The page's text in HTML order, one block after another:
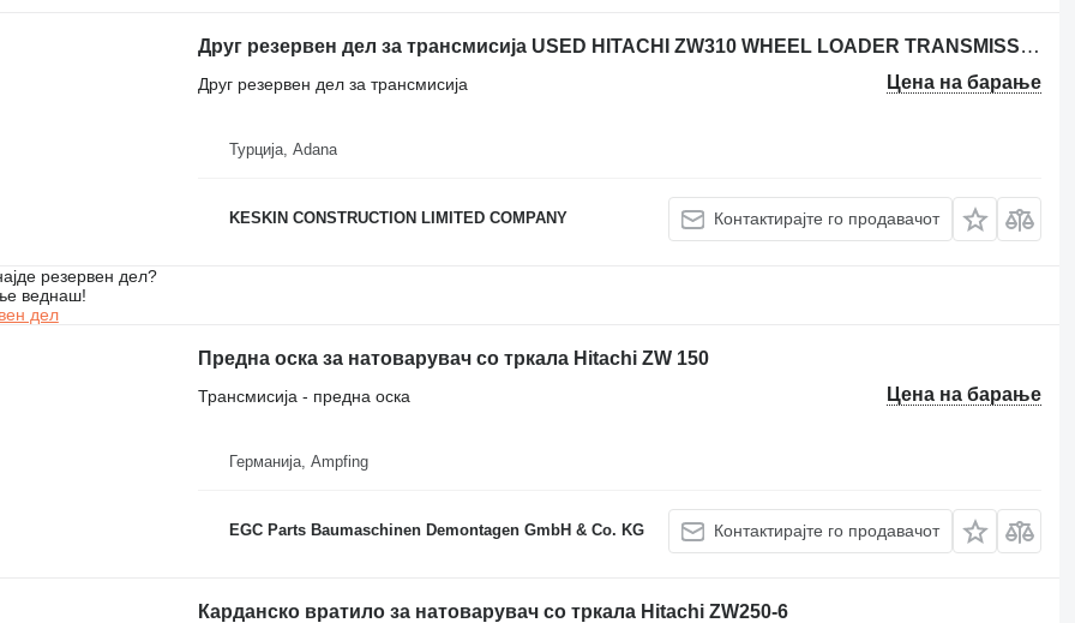
Друг резервен дел за трансмисија USED HITACHI ZW310 WHEEL LOADER TRANSMISSION REDUCER HOUSING CASE COVER за натоварувач со тркала Hitachi ZW 310
Цена на барање
Друг резервен дел за трансмисија
Турција, Adana
KESKIN CONSTRUCTION LIMITED COMPANY Контактирајте го продавачот
резервен дел?
веднаш!
дел
Предна оска за натоварувач со тркала Hitachi ZW 150
Цена на барање
Трансмисија - предна оска
Германија, Ampfing
EGC Parts Baumaschinen Demontagen GmbH & Co. KG Контактирајте го продавачот
Карданско вратило за натоварувач со тркала Hitachi ZW250-6